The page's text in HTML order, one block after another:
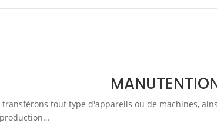
tout type d'appareils ou de machines,